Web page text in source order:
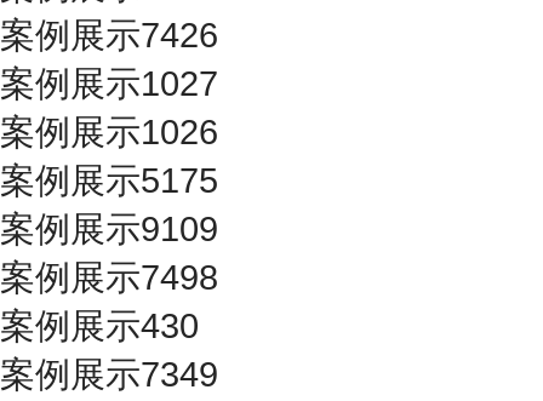
案例展示7426
案例展示1027
案例展示1026
案例展示5175
案例展示9109
案例展示7498
案例展示430
案例展示7349